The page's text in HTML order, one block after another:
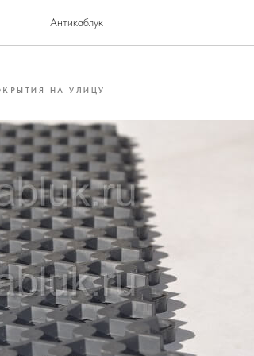
Антикаблук
покрытие с
НА УЛИЦУ